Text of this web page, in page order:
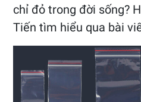
chỉ đỏ trong đời sống?
Tiến tìm hiểu qua bài